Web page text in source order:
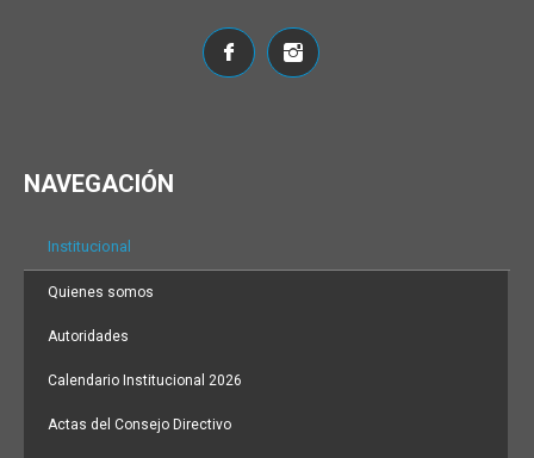
NAVEGACIÓN
Institucional
Quienes somos
Autoridades
Calendario Institucional 2026
Actas del Consejo Directivo